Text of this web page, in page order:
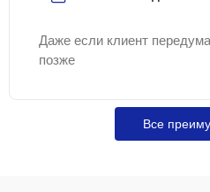
Даже если клиент
позже
Все